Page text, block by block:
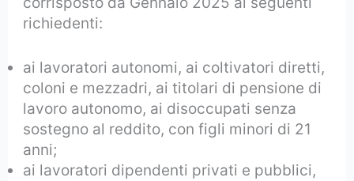
richiedenti:
ai lavoratori autonomi, ai coltivatori diretti,
coloni e mezzadri, ai titolari di pensione di
lavoro autonomo, ai disoccupati senza
sostegno al reddito, con figli minori di 21
anni;
ai lavoratori dipendenti privati e pubblici,